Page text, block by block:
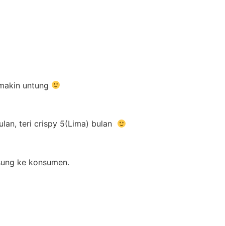
untung
teri crispy 5(Lima) bulan
ke konsumen.